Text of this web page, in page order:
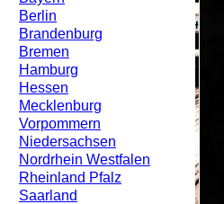
Berlin
Brandenburg
Bremen
Hamburg
Hessen
Mecklenburg
Vorpommern
Niedersachsen
Nordrhein Westfalen
Rheinland Pfalz
Saarland